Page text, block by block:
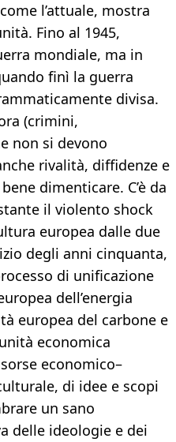
l’attuale, mostra
Fino al 1945,
mondiale, ma in
finì la guerra
divisa.
(crimini,
non si devono
rivalità, diffidenze e
dimenticare. C’è da
il violento shock
europea dalle due
degli anni cinquanta,
di unificazione
dell’energia
europea del carbone e
economica
economico–
di idee e scopi
un sano
delle ideologie e dei